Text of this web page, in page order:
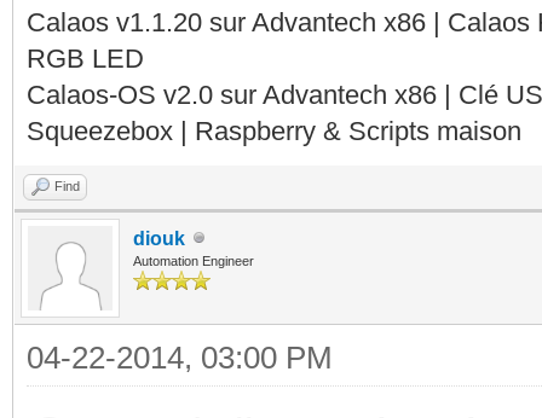
Calaos v1.1.20 sur Advantech x86 |
RGB LED
Calaos-OS v2.0 sur Advantech x86 | Clé
Squeezebox | Raspberry & Scripts maison
Find
diouk
Automation Engineer
04-22-2014, 03:00 PM